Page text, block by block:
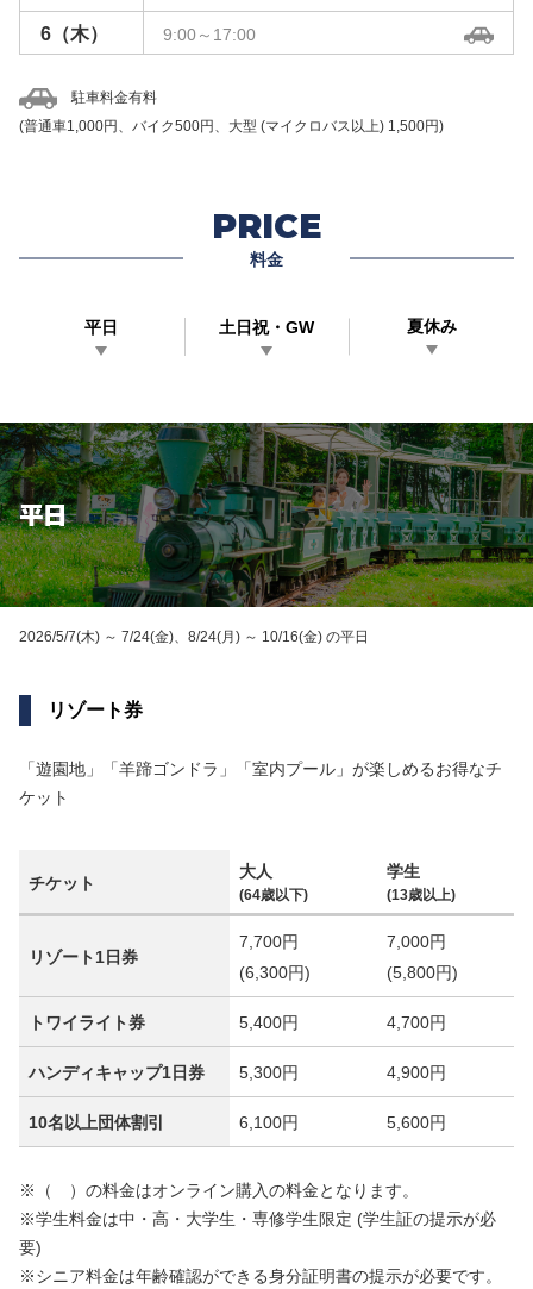
6（木） 9:00～17:00
8（土） 9:00～19:45
9:00～19:45
11（火） 9:00～19:45
9:00～19:45
（木） 9:00～19:45
15（土） 9:00～19:45
16（日） 9:00～17:00
17（月） 9:00～17:00
18（火） 9:00～17:00
19（水） 9:00～17:00
22（土） 9:00～19:45
9:00～16:30
25（火） 9:00～16:30
26（水） 9:00～16:30
29（土） 9:00～17:00
30（日） 9:00～17:00
31 （月） 9:00～16:30
駐車料金有料
(普通車1,000円、バイク500円、大型 (マイクロバス以上) 1,500円)
PRICE
料金
平日 土日祝・GW 夏休み
平日
2026/5/7(木) ～ 7/24(金)、8/24(月) ～ 10/16(金) の平日
リゾート券
「遊園地」「羊蹄ゴンドラ」「室内プール」が楽しめるお得なチ
ケット
チケット
大人
(64歳以下)
学生
(13歳以上)
リゾート1日券
7,700円
(6,300円)
7,000円
(5,800円)
トワイライト券 5,400円 4,700円
ハンディキャップ1日券 5,300円 4,900円
10名以上団体割引 6,100円 5,600円
※（ ）の料金はオンライン購入の料金となります。
※学生料金は中・高・大学生・専修学生限定 (学生証の提示が必
要)
※シニア料金は年齢確認ができる身分証明書の提示が必要です。